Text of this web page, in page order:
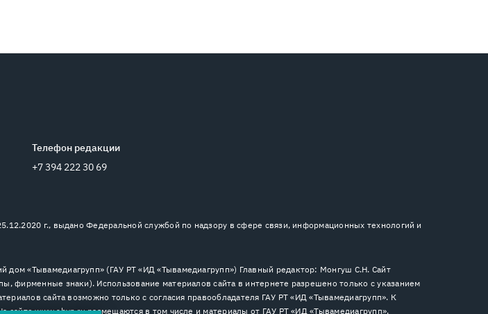
Телефон редакции
+7 394 222 30 69
г., выдано Федеральной службой по надзору в сфере связи, информационных технологий и
«Тывамедиагрупп» (ГАУ РТ «ИД «Тывамедиагрупп») Главный редактор: Монгуш С.Н. Сайт
фирменные знаки). Использование материалов сайта в интернете разрешено только с указанием
сайта возможно только с согласия правообладателя ГАУ РТ «ИД «Тывамедиагрупп». К
www.shyn.ru размещаются в том числе и материалы от ГАУ РТ «ИД «Тывамедиагрупп».